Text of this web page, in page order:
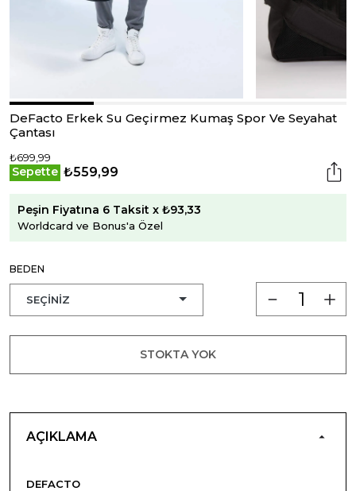
DeFacto Erkek Su Geçirmez Kumaş Spor Ve Seyahat
Çantası
₺699,99
Sepette ₺559,99
Peşin Fiyatına 6 Taksit x ₺93,33
Worldcard ve Bonus'a Özel
BEDEN
STOKTA YOK
AÇIKLAMA
DEFACTO